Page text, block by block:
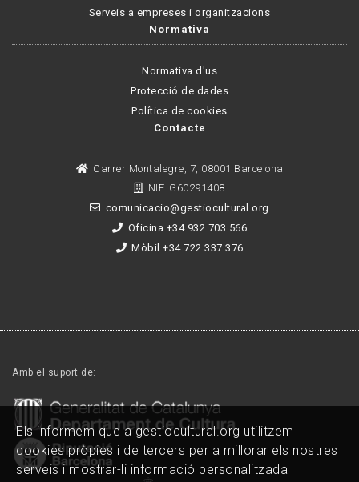
Serveis a empreses i organitzacions
Normativa
Normativa d'us
Protecció de dades
Política de cookies
Contacte
Carrer Montalegre, 7, 08001 Barcelona
NIF. G60291408
comunicacio@gestiocultural.org
Oficina +34 932 703 566
Mòbil +34 722 337 376
Amb el suport de:
Els informem que a gestiocultural.org utilitzem
cookies pròpies i de tercers per a millorar els nostres
serveis i mostrar-li informació personalitzada